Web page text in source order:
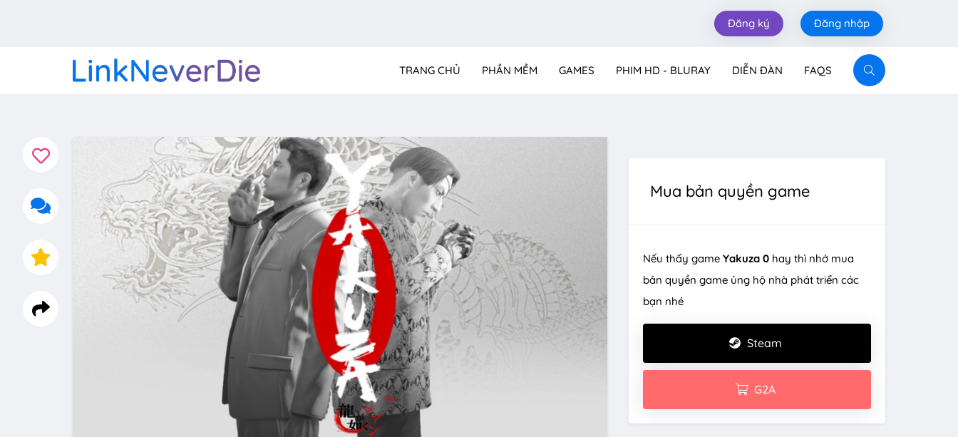
Đăng ký Đăng nhập
TRANG CHỦ PHẦN MỀM GAMES PHIM HD - BLURAY DIỄN ĐÀN FAQS
Mua bản quyền game
Nếu thấy game Yakuza 0 hay thì nhớ mua
bản quyền game ủng hộ nhà phát triển các
bạn nhé
Steam
G2A